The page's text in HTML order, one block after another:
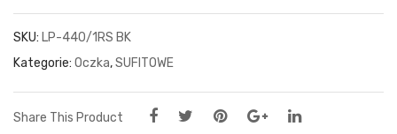
SKU: LP-440/1RS BK
Kategorie: Oczka,SUFITOWE
Share This Product